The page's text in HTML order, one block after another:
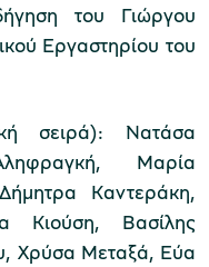
του Γιώργου
Εργαστηρίου του
σειρά): Νατάσα
Μαρία
Καντεράκη,
Κιούση, Βασίλης
Χρύσα Μεταξά, Εύα